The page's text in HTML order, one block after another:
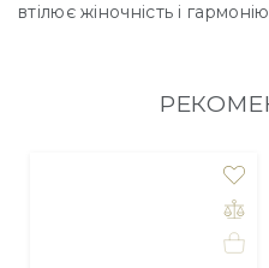
втілює жіночність і